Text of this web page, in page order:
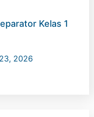
Kelas 1
2026